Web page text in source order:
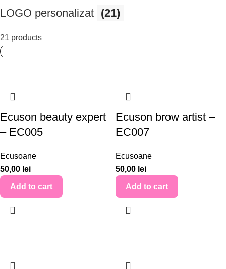
LOGO personalizat (21)
21 products
Ecuson beauty expert
– EC005
Ecusoane
50,00 lei
Add to cart
Ecuson brow artist –
EC007
Ecusoane
50,00 lei
Add to cart